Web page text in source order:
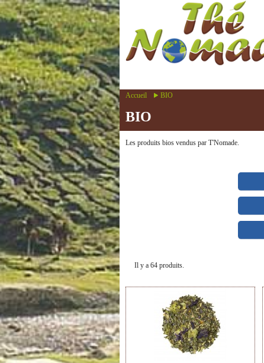
Accueil BIO
BIO
Les produits bios vendus par T'Nomade.
Il y a 64 produits.